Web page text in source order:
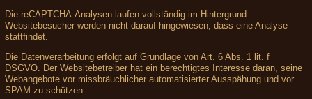
Die reCAPTCHA-Analysen laufen vollständig im Hintergrund.
Websitebesucher werden nicht darauf hingewiesen, dass eine Analyse
stattfindet.
Die Datenverarbeitung erfolgt auf Grundlage von Art. 6 Abs. 1 lit. f
DSGVO. Der Websitebetreiber hat ein berechtigtes Interesse daran, seine
Webangebote vor missbräuchlicher automatisierter Ausspähung und vor
SPAM zu schützen.